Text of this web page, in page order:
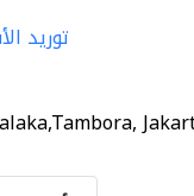
توريد